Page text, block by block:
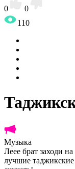
0
0
110
Музыка
Леее брат заходи
лучшие